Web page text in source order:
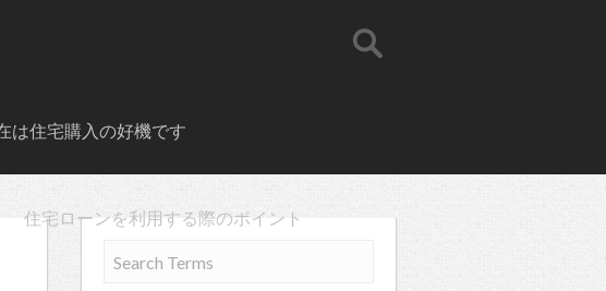
は住宅購入の好機です
住宅ローンを利用する際のポイント